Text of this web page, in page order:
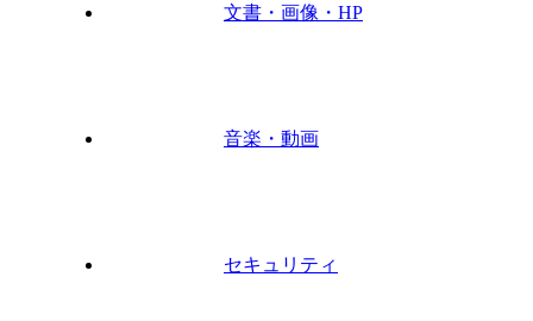
文書・画像・HP
音楽・動画
セキュリティ